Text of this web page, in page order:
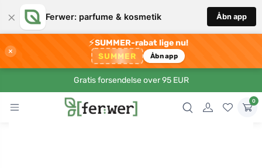
× Ferwer: parfume & kosmetik Åbn app
×
⚡SUMMER-rabat lige nu!
SUMMER Åbn app
Gratis forsendelse over 95 EUR
0